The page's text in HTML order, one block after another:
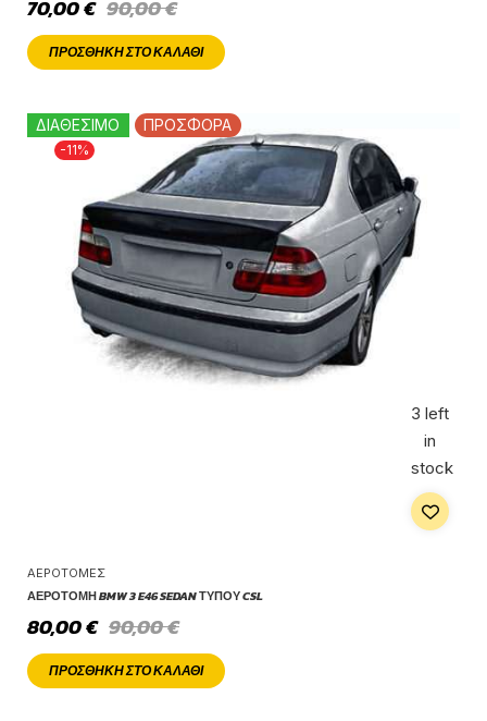
90,00€
70,00€
ΠΡΟΣΘΉΚΗ ΣΤΟ ΚΑΛΆΘΙ
-11%
ΔΙΑΘΕΣΙΜΟ ΠΡΟΣΦΟΡΑ
3 left
in
stock
ΑΕΡΟΤΟΜΈΣ
ΑΕΡΟΤΟΜΉ BMW 3 E46 SEDAN ΤΎΠΟΥ CSL
90,00€
80,00€
ΠΡΟΣΘΉΚΗ ΣΤΟ ΚΑΛΆΘΙ